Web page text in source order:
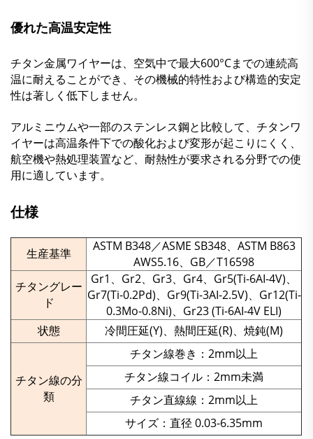
優れた高温安定性
チタン金属ワイヤーは、空気中で最大600°Cまでの連続高
温に耐えることができ、その機械的特性および構造的安定
性は著しく低下しません。
アルミニウムや一部のステンレス鋼と比較して、チタンワ
イヤーは高温条件下での酸化および変形が起こりにくく、
航空機や熱処理装置など、耐熱性が要求される分野での使
用に適しています。
仕様
生産基準
ASTM B348／ASME SB348、ASTM B863
AWS5.16、GB／T16598
チタングレー
ド
Gr1、Gr2、Gr3、Gr4、Gr5(Ti-6AI-4V)、
Gr7(Ti-0.2Pd)、Gr9(Ti-3AI-2.5V)、Gr12(Ti-
0.3Mo-0.8Ni)、Gr23 (Ti-6AI-4V ELI)
状態
冷間圧延(Y)、熱間圧延(R)、焼鈍(M)
チタン線の分
類
チタン線巻き：2mm以上
チタン線コイル：2mm未満
チタン直線線：2mm以上
サイズ：直径 0.03-6.35mm